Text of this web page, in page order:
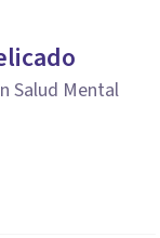
Salud Mental